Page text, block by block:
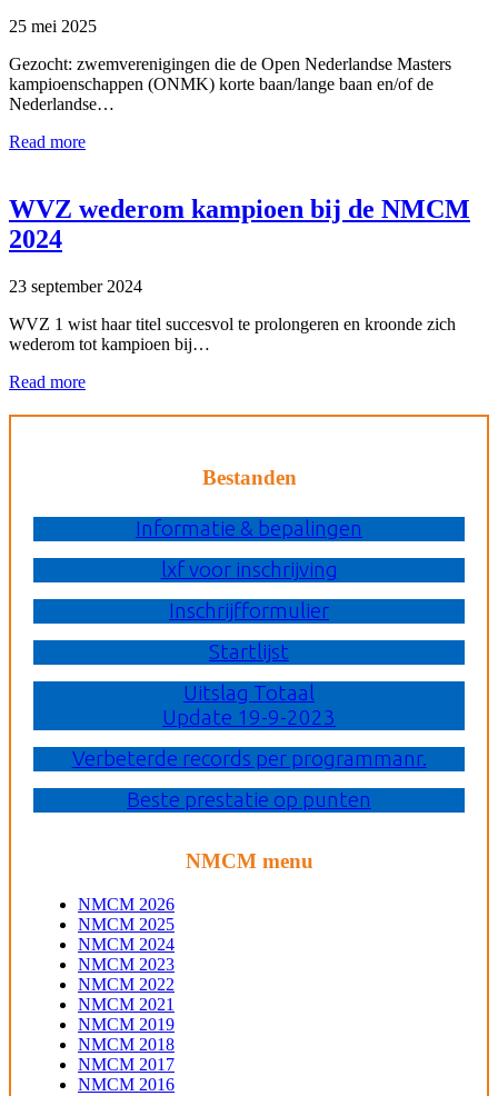
25 mei 2025
Gezocht: zwemverenigingen die de Open Nederlandse Masters
kampioenschappen (ONMK) korte baan/lange baan en/of de
Nederlandse…
Read more
WVZ wederom kampioen bij de NMCM
2024
23 september 2024
WVZ 1 wist haar titel succesvol te prolongeren en kroonde zich
wederom tot kampioen bij…
Read more
Bestanden
Informatie & bepalingen
lxf voor inschrijving
Inschrijfformulier
Startlijst
Uitslag Totaal
Update 19-9-2023
Verbeterde records per programmanr.
Beste prestatie op punten
NMCM menu
NMCM 2026
NMCM 2025
NMCM 2024
NMCM 2023
NMCM 2022
NMCM 2021
NMCM 2019
NMCM 2018
NMCM 2017
NMCM 2016